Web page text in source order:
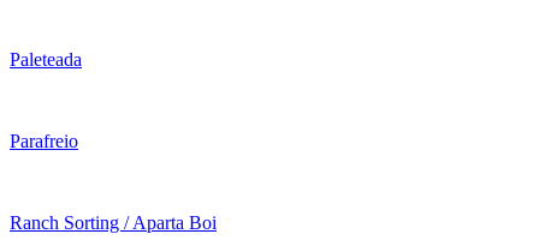
Paleteada
Parafreio
Ranch Sorting / Aparta Boi